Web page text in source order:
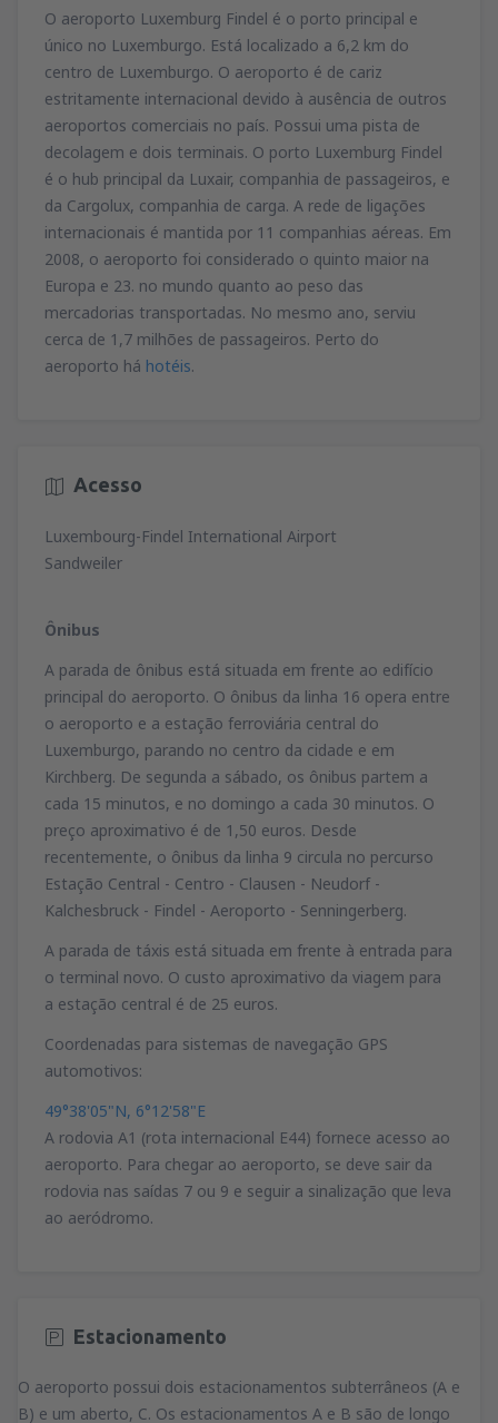
O aeroporto Luxemburg Findel é o porto principal e
único no Luxemburgo. Está localizado a 6,2 km do
centro de Luxemburgo. O aeroporto é de cariz
estritamente internacional devido à ausência de outros
aeroportos comerciais no país. Possui uma pista de
decolagem e dois terminais. O porto Luxemburg Findel
é o hub principal da Luxair, companhia de passageiros, e
da Cargolux, companhia de carga. A rede de ligações
internacionais é mantida por 11 companhias aéreas. Em
2008, o aeroporto foi considerado o quinto maior na
Europa e 23. no mundo quanto ao peso das
mercadorias transportadas. No mesmo ano, serviu
cerca de 1,7 milhões de passageiros. Perto do
aeroporto há hotéis.
Acesso
Luxembourg-Findel International Airport
Sandweiler
Ônibus
A parada de ônibus está situada em frente ao edifício
principal do aeroporto. O ônibus da linha 16 opera entre
o aeroporto e a estação ferroviária central do
Luxemburgo, parando no centro da cidade e em
Kirchberg. De segunda a sábado, os ônibus partem a
cada 15 minutos, e no domingo a cada 30 minutos. O
preço aproximativo é de 1,50 euros. Desde
recentemente, o ônibus da linha 9 circula no percurso
Estação Central - Centro - Clausen - Neudorf -
Kalchesbruck - Findel - Aeroporto - Senningerberg.
A parada de táxis está situada em frente à entrada para
o terminal novo. O custo aproximativo da viagem para
a estação central é de 25 euros.
Coordenadas para sistemas de navegação GPS
automotivos:
49°38'05"N, 6°12'58"E
A rodovia A1 (rota internacional E44) fornece acesso ao
aeroporto. Para chegar ao aeroporto, se deve sair da
rodovia nas saídas 7 ou 9 e seguir a sinalização que leva
ao aeródromo.
Estacionamento
O aeroporto possui dois estacionamentos subterrâneos (A e
B) e um aberto, C. Os estacionamentos A e B são de longo